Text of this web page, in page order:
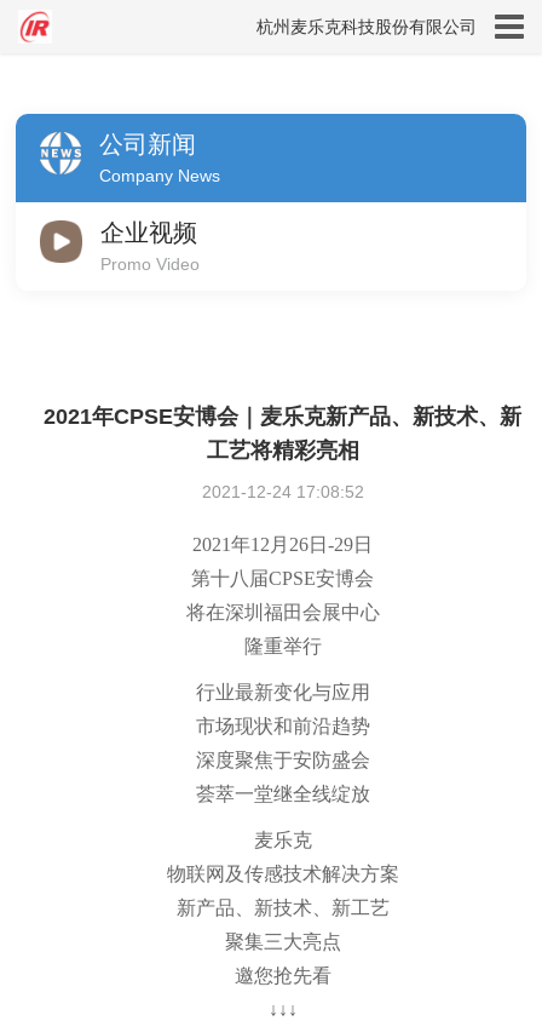
杭州麦乐克科技股份有限公司
公司新闻
Company News
企业视频
Promo Video
2021年CPSE安博会｜麦乐克新产品、新技术、新
工艺将精彩亮相
2021-12-24 17:08:52
2021年12月26日-29日
第十八届CPSE安博会
将在深圳福田会展中心
隆重举行
行业最新变化与应用
市场现状和前沿趋势
深度聚焦于安防盛会
荟萃一堂继全线绽放
麦乐克
物联网及传感技术解决方案
新产品、新技术、新工艺
聚集三大亮点
邀您抢先看
↓↓↓